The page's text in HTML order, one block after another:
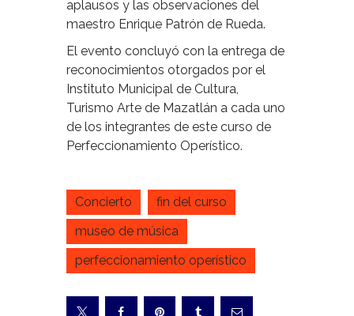
aplausos y las observaciones del
maestro Enrique Patrón de Rueda.
El evento concluyó con la entrega de
reconocimientos otorgados por el
Instituto Municipal de Cultura,
Turismo Arte de Mazatlán a cada uno
de los integrantes de este curso de
Perfeccionamiento Operístico.
Concierto
fin del curso
museo de música
perfeccionamiento operístico